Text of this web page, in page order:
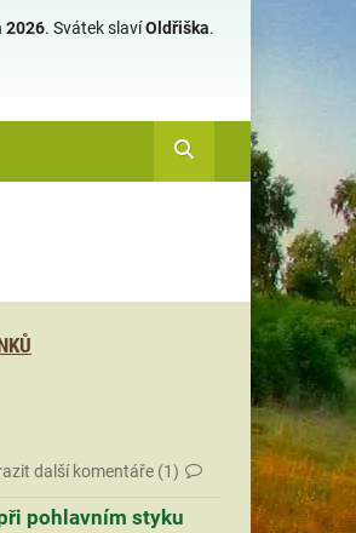
2026. Svátek slavíOldřiška.
další komentáře (1)
pohlavním styku